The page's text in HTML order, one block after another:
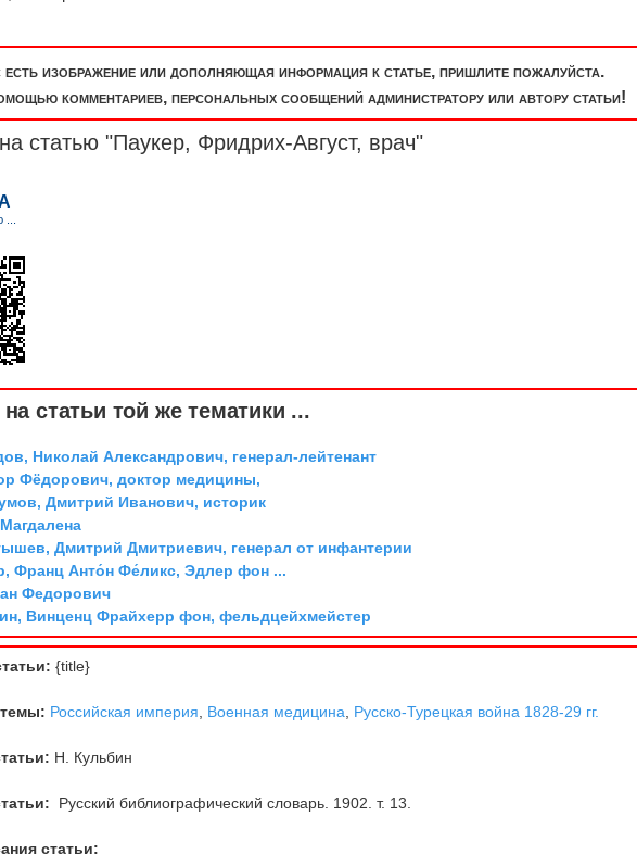
изображение или дополняющая информация к статье, пришлите пожалуйста.
комментариев, персональных сообщений администратору или автору статьи!
статью "Паукер, Фридрих-Август, врач"
статьи той же тематики ...
Николай Александрович, генерал-лейтенант
Фёдорович, доктор медицины,
Дмитрий Иванович, историк
Дмитрий Дмитриевич, генерал от инфантерии
Франц Анто́н Фе́ликс, Эдлер фон ...
Федорович
Винценц Фрайхерр фон, фельдцейхмейстер
{title}
темы: Российская империя Военная медицина Русско-Турецкая война 1828-29 гг.
Н. Кульбин
Русский библиографический словарь. 1902. т. 13.
статьи: